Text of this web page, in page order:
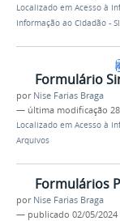
Localizado em Acesso à
Informação ao Cidadão -
Formulário
por Nise Farias Braga
— última modificação
Localizado em Acesso à
Arquivos
Formulários
por Nise Farias Braga
— publicado 02/05/2024